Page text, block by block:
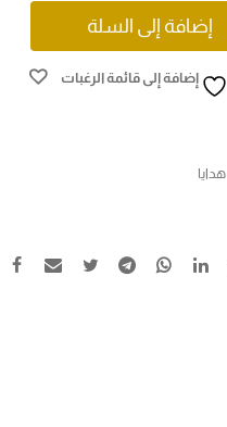
إضافة إلى السلة
إضافة إلى قائمة الرغبات
هدايا